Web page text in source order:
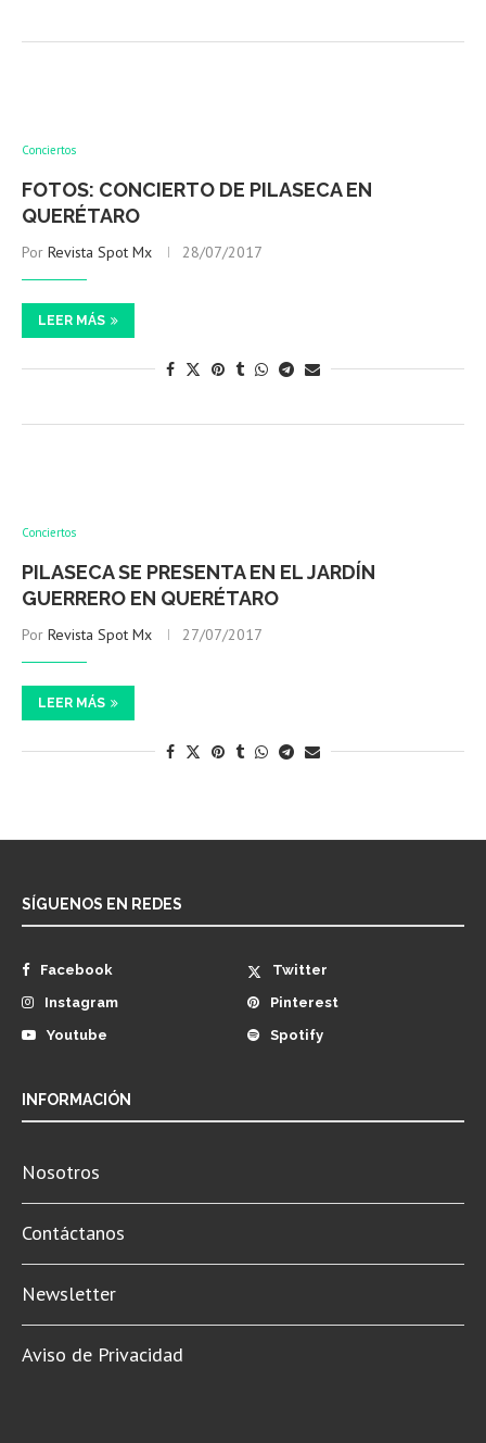
Conciertos
FOTOS: CONCIERTO DE PILASECA EN
QUERÉTARO
Por Revista Spot Mx 28/07/2017
LEER MÁS
Conciertos
PILASECA SE PRESENTA EN EL JARDÍN
GUERRERO EN QUERÉTARO
Por Revista Spot Mx 27/07/2017
LEER MÁS
SÍGUENOS EN REDES
Facebook
Twitter
Instagram
Pinterest
Youtube
Spotify
INFORMACIÓN
Nosotros
Contáctanos
Newsletter
Aviso de Privacidad